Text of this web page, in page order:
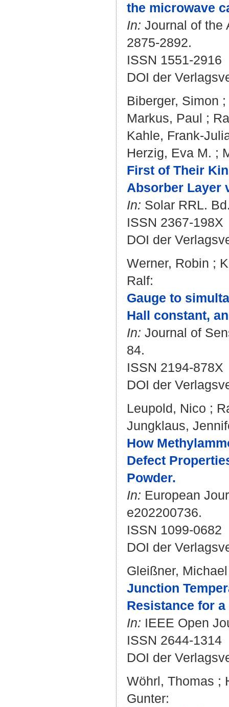
the microwave
In: Journal of the
2875-2892.
ISSN 1551-2916
DOI der
Biberger, Simon ;
Markus, Paul ;
Kahle, Frank-
Herzig, Eva M. ;
First of Their
Absorber Layer
In: Solar RRL.
ISSN 2367-198X
DOI der
Werner, Robin ;
Ralf:
Gauge to
Hall constant,
In: Journal of
84.
ISSN 2194-878X
DOI der
Leupold, Nico ;
Jungklaus,
How
Defect
Powder.
In: European
e202200736.
ISSN 1099-0682
DOI der
Gleißner, Michael
Junction
Resistance for
In: IEEE Open
ISSN 2644-1314
DOI der
Wöhrl, Thomas ;
Gunter: